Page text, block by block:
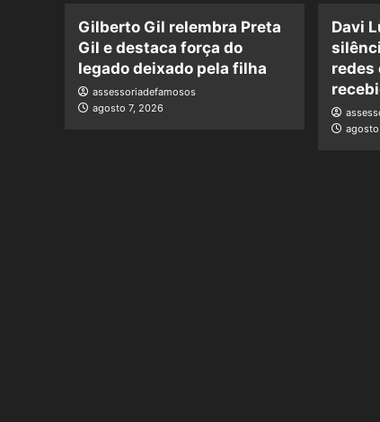
Gilberto Gil relembra Preta
Gil e destaca força do
legado deixado pela filha
assessoriadefamosos
agosto 7, 2026
Davi
redes